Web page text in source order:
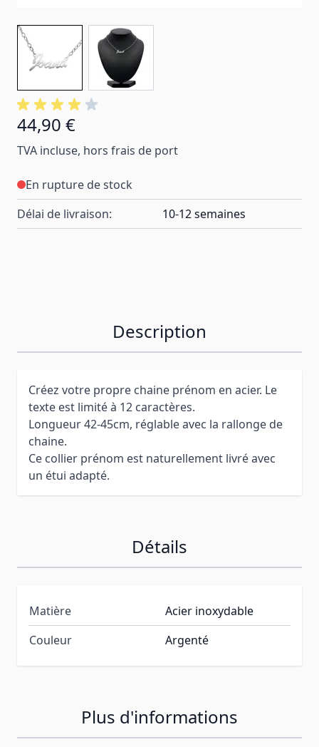
44,90 €
TVA incluse, hors frais de port
En rupture de stock
Délai de livraison:
10-12 semaines
Description
Créez votre propre chaine prénom en acier. Le
texte est limité à 12 caractères.
Longueur 42-45cm, réglable avec la rallonge de
chaine.
Ce collier prénom est naturellement livré avec
un étui adapté.
Détails
Matière
Acier inoxydable
Couleur
Argenté
Plus d'informations